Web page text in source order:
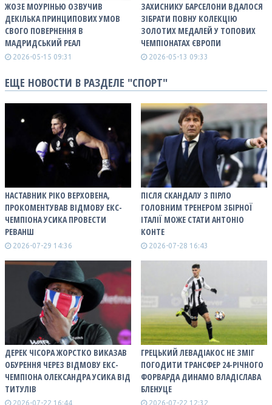
ЖОЗЕ МОУРІНЬЮ ОЗВУЧИВ
ДЕКІЛЬКА ПРИНЦИПОВИХ УМОВ
СВОГО ПОВЕРНЕННЯ В
МАДРИДСЬКИЙ РЕАЛ
2026-05-15 09:31
ЗАХИСНИКУ БАРСЕЛОНИ ВДАЛОСЯ
ЗІБРАТИ ПОВНУ КОЛЕКЦІЮ
ЗОЛОТИХ МЕДАЛЕЙ У ТОПОВИХ
ЧЕМПІОНАТАХ ЄВРОПИ
2026-05-13 09:33
ЕЩЕ НОВОСТИ В РАЗДЕЛЕ "СПОРТ"
НАСТАВНИК РІКО ВЕРХОВЕНА,
ПРОКОМЕНТУВАВ ВІДМОВУ ЕКС-
ЧЕМПІОНА УСИКА ПРОВЕСТИ
РЕВАНШ
2026-07-29 14:36
ПІСЛЯ СКАНДАЛУ З ПІРЛО
ГОЛОВНИМ ТРЕНЕРОМ ЗБІРНОЇ
ІТАЛІЇ МОЖЕ СТАТИ АНТОНІО
КОНТЕ
2026-07-28 16:43
ДЕРЕК ЧІСОРА ЖОРСТКО ВИКАЗАВ
ОБУРЕННЯ ЧЕРЕЗ ВІДМОВУ ЕКС-
ЧЕМПІОНА ОЛЕКСАНДРА УСИКА ВІД
ТИТУЛІВ
2026-07-22 16:44
ГРЕЦЬКИЙ ЛЕВАДІАКОС НЕ ЗМІГ
ПОГОДИТИ ТРАНСФЕР 24-РІЧНОГО
ФОРВАРДА ДИНАМО ВЛАДІСЛАВА
БЛЕНУЦЕ
2026-07-22 12:32